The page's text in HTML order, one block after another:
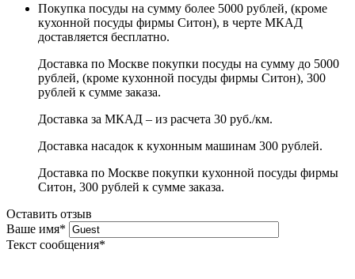
Покупка посуды на сумму более 5000 рублей, (кроме
кухонной посуды фирмы Ситон), в черте МКАД
доставляется бесплатно.
Доставка по Москве покупки посуды на сумму до 5000
рублей, (кроме кухонной посуды фирмы Ситон), 300
рублей к сумме заказа.
Доставка за МКАД – из расчета 30 руб./км.
Доставка насадок к кухонным машинам 300 рублей.
Доставка по Москве покупки кухонной посуды фирмы
Ситон, 300 рублей к сумме заказа.
Оставить отзыв
Ваше имя*
Текст сообщения*